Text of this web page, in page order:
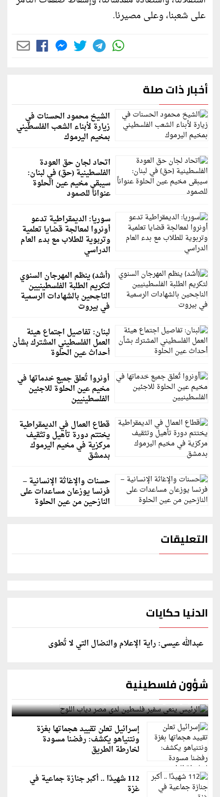
على شعبنا، وعلى مصيرنا.
أخبار ذات صلة
الشيخ محمود الحسنات في
زيارة لأبناء الشعب الفلسطيني
بمخيم اليرموك
اتحاد لجان حق العودة
الفلسطينية (حق) في لبنان:
سيبقى مخيم عين الحلوة
عنواناً للصمود
سوريا: الديمقراطية تدعو
أونروا لمعالجة قضايا تعلمية
وتربوية للطلاب مع بدء العام
الدراسي
(أشد) ينظم المهرجان السنوي
لتكريم الطلبة الفلسطينيين
الناجحين بالشهادات الرسمية
في بيروت
لبنان: تفاصيل اجتماع هيئة
العمل الفلسطيني المشترك بشأن
أحداث عين الحلوة
أونروا تُعلق جميع خدماتها في
مخيم عين الحلوة للاجئين
الفلسطينيين
قطاع العمال في الديمقراطية
يختتم دورة تأهيل وتثقيف
مركزية في مخيم اليرموك
بدمشق
حسنات والإغاثة الإنسانية –
فرنسا يوزعان مساعدات على
النازحين من عين الحلوة
التعليقات
الدنيا حكايات
عبدالله عيسى: راية الإعلام والنضال التي لا تُطوى
شؤون فلسطينية
الرئيس ينعى سفير فلسطين لدى مصر دياب اللوح
إسرائيل تعلن تقييد هجماتها بغزة
ونتنياهو يكشف: رفضنا مسودة
لخارطة الطريق
112 شهيدًا .. أكبر جنازة جماعية في
غزة